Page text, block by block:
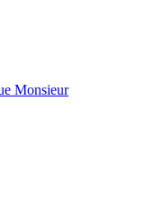
Monsieur